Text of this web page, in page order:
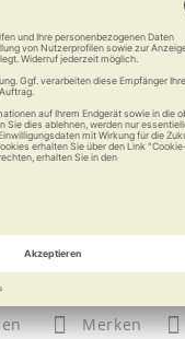
Gymnic
Bleiben
Merken